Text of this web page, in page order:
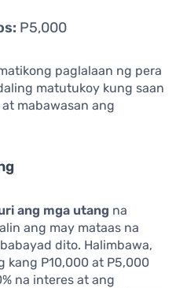
P5,000
paglalaan ng pera
matutukoy kung saan
mabawasan ang
ang mga utang na
ang may mataas na
dito. Halimbawa,
kang P10,000 at P5,000
na interes at ang